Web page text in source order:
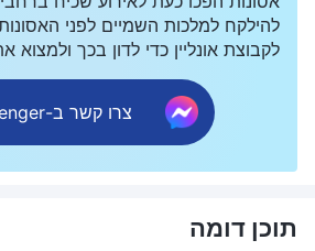
להילקח למלכות השמיים לפני
לקבוצת אונליין כדי לדון בכך ולמצוא
צרו קשר ב-Messenger
תוכן דומה